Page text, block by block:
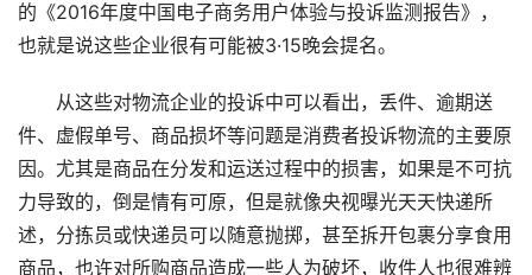
的《2016年度中国电子商务用户体验与投诉监测报告》，
也就是说这些企业很有可能被3·15晚会提名。
从这些对物流企业的投诉中可以看出，丢件、逾期送
件、虚假单号、商品损坏等问题是消费者投诉物流的主要原
因。尤其是商品在分发和运送过程中的损害，如果是不可抗
力导致的，倒是情有可原，但是就像央视曝光天天快递所
述，分拣员或快递员可以随意抛掷，甚至拆开包裹分享食用
商品，也许对所购商品造成一些人为破坏，收件人也很难辨